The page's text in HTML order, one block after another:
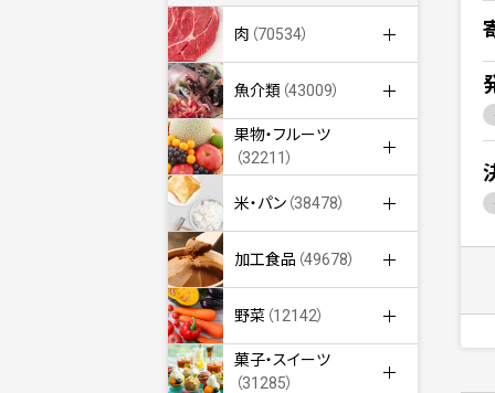
肉 （70534）
魚介類 （43009）
果物・フルーツ
（32211）
米・パン （38478）
加工食品 （49678）
野菜 （12142）
菓子・スイーツ
（31285）